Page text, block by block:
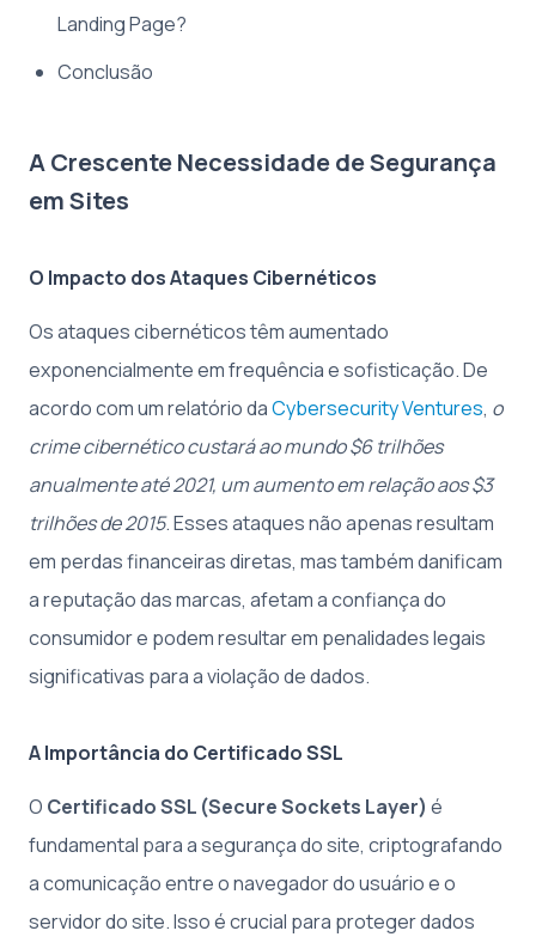
Landing Page?
Conclusão
A Crescente Necessidade de Segurança
em Sites
O Impacto dos Ataques Cibernéticos
Os ataques cibernéticos têm aumentado
exponencialmente em frequência e sofisticação. De
acordo com um relatório daCybersecurity Ventures, o
crime cibernético custará ao mundo $6 trilhões
anualmente até 2021, um aumento em relação aos $3
trilhões de 2015. Esses ataques não apenas resultam
em perdas financeiras diretas, mas também danificam
a reputação das marcas, afetam a confiança do
consumidor e podem resultar em penalidades legais
significativas para a violação de dados.
A Importância do Certificado SSL
O Certificado SSL (Secure Sockets Layer) é
fundamental para a segurança do site, criptografando
a comunicação entre o navegador do usuário e o
servidor do site. Isso é crucial para proteger dados